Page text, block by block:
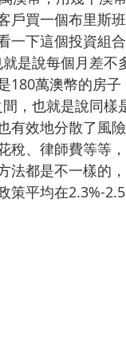
戶買一個布里斯
一下這個投資組
是說每個月差
180萬澳幣的房
，也就是說同
有效地分散了風
稅、律師費等等
法都是不一樣的
策平均在2.3%-